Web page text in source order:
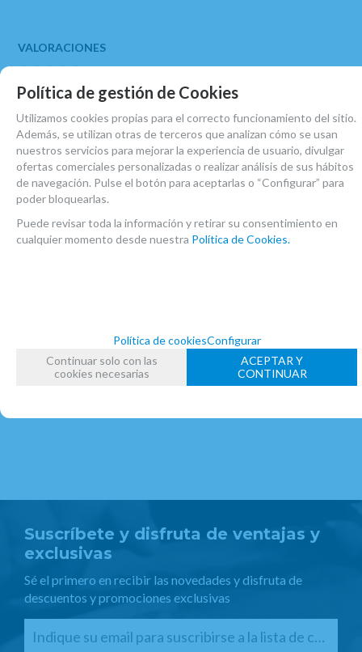
Tot molt correcte, producte i servei.
5
MARCA
BUFFET
FAMILIAS RELACIONADAS
Miércoles, 20 Noviembre 2019
Suscríbete y disfruta de ventajas y
exclusivas
Sé el primero en recibir las novedades y disfruta de
descuentos y promociones exclusivas
Política de gestión de Cookies
Utilizamos cookies propias para el correcto funcionamiento del sitio.
Además, se utilizan otras de terceros que analizan cómo se usan
nuestros servicios para mejorar la experiencia de usuario, divulgar
ofertas comerciales personalizadas o realizar análisis de sus hábitos
de navegación. Pulse el botón para aceptarlas o “Configurar” para
poder bloquearlas.
Puede revisar toda la información y retirar su consentimiento en
cualquier momento desde nuestra Política de Cookies.
Política de cookiesConfigurar
Continuar solo con las
cookies necesarias
ACEPTAR Y
CONTINUAR